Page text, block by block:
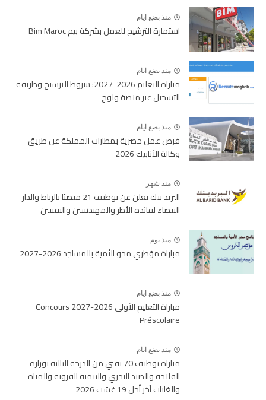
منذ بضع ايام
استمارة الترشيح للعمل بشركة بيم Bim Maroc
منذ بضع ايام
مباراة التعليم 2026-2027: شروط الترشيح وطريقة
التسجيل عبر منصة ولوج
منذ بضع ايام
فرص عمل حصرية بمطارات المملكة عن طريق
وكالة الأنابيك 2026
منذ شهر
البريد بنك يعلن عن توظيف 21 منصبًا بالرباط والدار
البيضاء لفائدة الأطر والمهندسين والتقنيين
منذ يوم
مباراة مؤطري محو الأمية بالمساجد 2026-2027
منذ بضع ايام
مباراة التعليم الأولي 2026-2027 Concours
Préscolaire
منذ بضع ايام
مباراة توظيف 70 تقني من الدرجة الثالثة بوزارة
الفلاحة والصيد البحري والتنمية القروية والمياه
والغابات آخر أجل 19 غشت 2026